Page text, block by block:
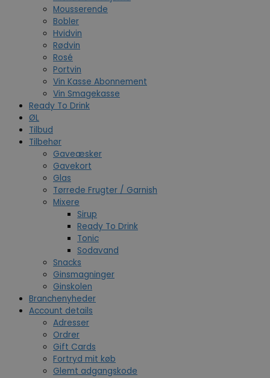
Mousserende
Bobler
Hvidvin
Rødvin
Rosé
Portvin
Vin Kasse Abonnement
Vin Smagekasse
Ready To Drink
ØL
Tilbud
Tilbehør
Gaveæsker
Gavekort
Glas
Tørrede Frugter / Garnish
Mixere
Sirup
Ready To Drink
Tonic
Sodavand
Snacks
Ginsmagninger
Ginskolen
Branchenyheder
Account details
Adresser
Ordrer
Gift Cards
Fortryd mit køb
Glemt adgangskode